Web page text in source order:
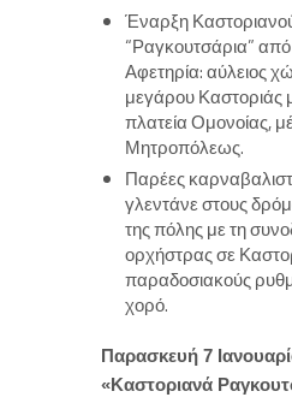
Έναρξη
“Ραγκουτσάρια”
Αφετηρία: αύλειος
μεγάρου Καστοριάς
πλατεία Ομονοίας,
Μητροπόλεως.
Παρέες
γλεντάνε στους
της πόλης με τη
ορχήστρας σε
παραδοσιακούς
χορό.
Παρασκευή 7
«Καστοριανά